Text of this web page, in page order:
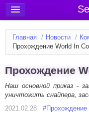
Добавить сервер
Мониторинг серверов
Блог
Статьи
Форум
Главная / Новости /
Прохождение World In
Прохождение
Наш основной приказ -
уничтожить снайпера,
2021.02.28
#Прохождение